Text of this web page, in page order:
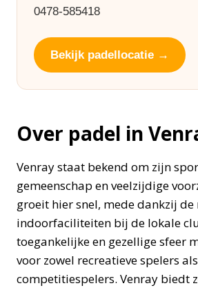
0478-585418
Bekijk padellocatie →
Over padel in
Venray staat bekend om zijn
gemeenschap en veelzijdige
groeit hier snel, mede dankzij
indoorfaciliteiten bij de lokale
toegankelijke en gezellige sfeer
voor zowel recreatieve spelers
competitiespelers. Venray biedt